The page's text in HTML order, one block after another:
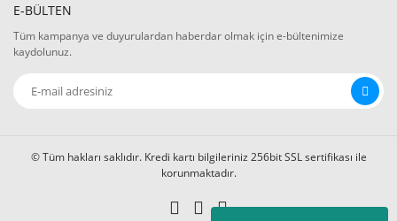
E-BÜLTEN
Tüm kampanya ve duyurulardan haberdar olmak için e-bültenimize
kaydolunuz.
© Tüm hakları saklıdır. Kredi kartı bilgileriniz 256bit SSL sertifikası ile
korunmaktadır.